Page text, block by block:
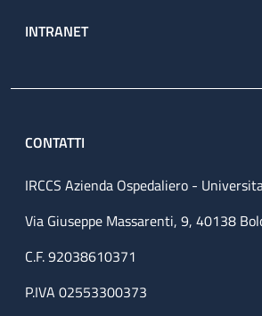
INTRANET
CONTATTI
IRCCS Azienda Ospedaliero -
Via Giuseppe Massarenti, 9, 40138
C.F. 92038610371
P.IVA 02553300373